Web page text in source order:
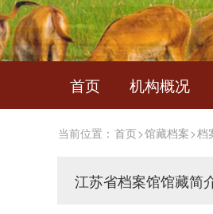
首页 机构概况
当前位置： 首页>馆藏档案>档
江苏省档案馆馆藏简